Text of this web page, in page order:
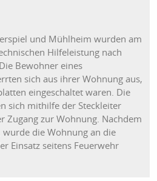
und Mühlheim wurden am
Hilfeleistung nach
Bewohner eines
sich aus ihrer Wohnung aus,
eingeschaltet waren. Die
sich mithilfe der Steckleiter
Zugang zur Wohnung. Nachdem
wurde die Wohnung an die
Einsatz seitens Feuerwehr